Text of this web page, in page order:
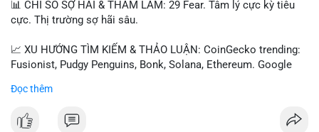
📊 CHỈ SỐ SỢ HÃI & THAM LAM: 29 Fear. Tâm lý cực kỳ tiêu
cực. Thị trường sợ hãi sâu.
📈 XU HƯỚNG TÌM KIẾM & THẢO LUẬN: CoinGecko trending:
Fusionist, Pudgy Penguins, Bonk, Solana, Ethereum. Google
tiêu, vũ khí hạt nhân, đội tuyển Brasil, cúp U20 Châu Á.
UFC 310, Premier League, Champions League, NCAA Football,
Đọc thêm